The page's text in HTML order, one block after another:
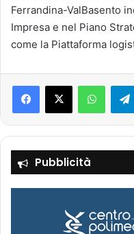
Ferrandina-ValBasento
Impresa e nel Piano
come la Piattaforma
Pubblicità